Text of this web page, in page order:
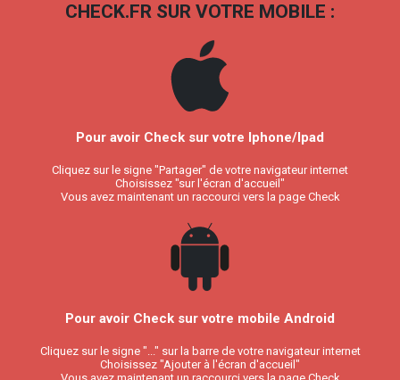
CHECK.FR SUR VOTRE MOBILE :
Pour avoir Check sur votre Iphone/Ipad
Cliquez sur le signe "Partager" de votre navigateur internet
Choisissez "sur l'écran d'accueil"
Vous avez maintenant un raccourci vers la page Check
Pour avoir Check sur votre mobile Android
Cliquez sur le signe "..." sur la barre de votre navigateur internet
Choisissez "Ajouter à l'écran d'accueil"